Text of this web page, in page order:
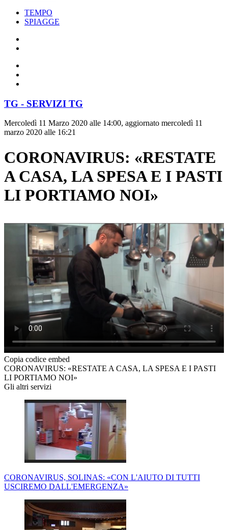
TEMPO
SPIAGGE
TG - SERVIZI TG
Mercoledì 11 Marzo 2020 alle 14:00, aggiornato mercoledì 11
marzo 2020 alle 16:21
CORONAVIRUS: «RESTATE
A CASA, LA SPESA E I PASTI
LI PORTIAMO NOI»
Copia codice embed
CORONAVIRUS: «RESTATE A CASA, LA SPESA E I PASTI
LI PORTIAMO NOI»
Gli altri servizi
CORONAVIRUS, SOLINAS: «CON L'AIUTO DI TUTTI
USCIREMO DALL'EMERGENZA»